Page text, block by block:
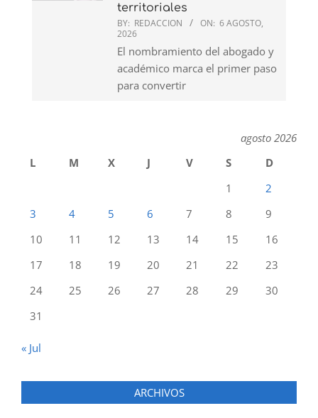
territoriales
BY: REDACCION ON: 6 AGOSTO,
2026
El nombramiento del abogado y
académico marca el primer paso
para convertir
agosto 2026
L
M X J V S
D
1
2
3
4 5 6 7 8
9
10
11 12 13 14 15
16
17
18 19 20 21 22
23
24
25 26 27 28 29
30
31
« Jul
ARCHIVOS